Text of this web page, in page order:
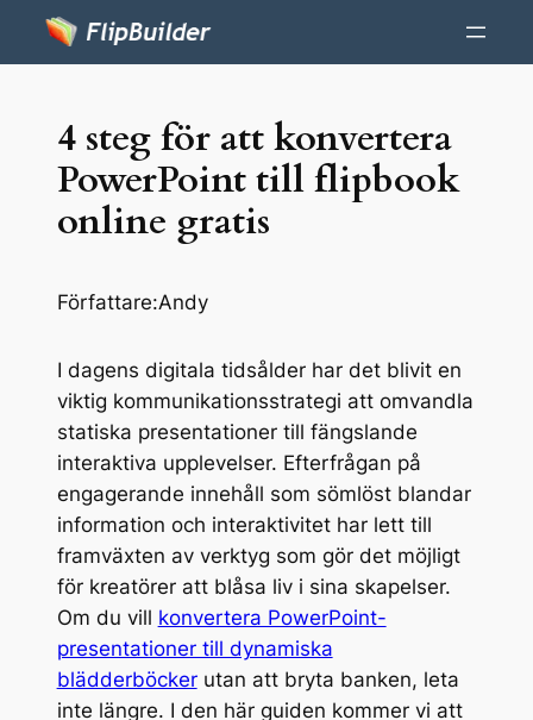
4 steg för att konvertera
PowerPoint till flipbook
online gratis
Författare:Andy
I dagens digitala tidsålder har det blivit en
viktig kommunikationsstrategi att omvandla
statiska presentationer till fängslande
interaktiva upplevelser. Efterfrågan på
engagerande innehåll som sömlöst blandar
information och interaktivitet har lett till
framväxten av verktyg som gör det möjligt
för kreatörer att blåsa liv i sina skapelser.
Om du vill konvertera PowerPoint-
presentationer till dynamiska
blädderböckerutan att bryta banken, leta
inte längre. I den här guiden kommer vi att